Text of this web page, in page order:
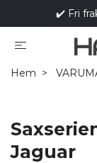
✔️ Fri
Hem
Jaguar